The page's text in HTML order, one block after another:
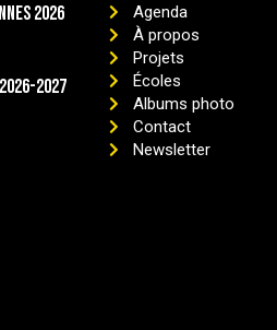
2026
2027
Agenda
À propos
Projets
Écoles
Albums photo
Contact
Newsletter